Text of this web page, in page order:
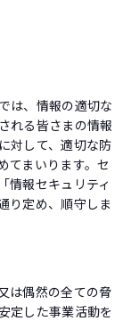
は、情報の適切な
れる皆さまの情報
対して、適切な防
てまいります。セ
情報セキュリティ
り定め、順守しま
は偶然の全ての脅
定した事業活動を